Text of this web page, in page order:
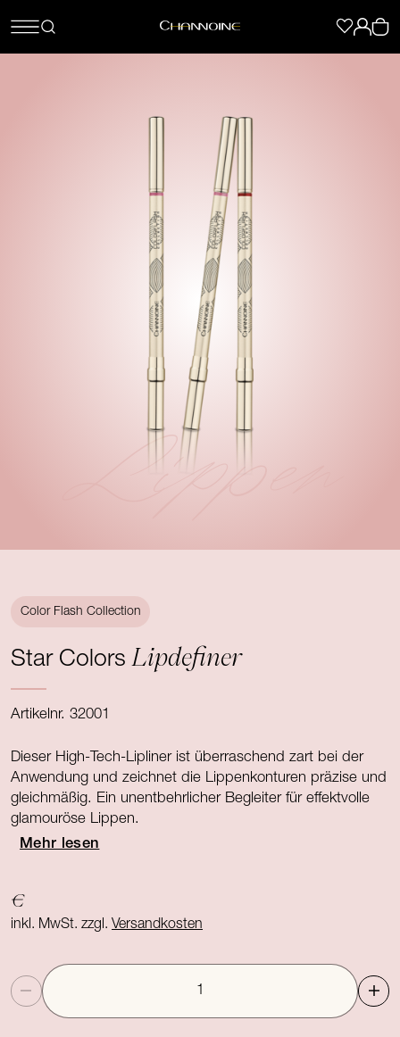
Lippen
Color Flash Collection
Star ColorsLipdefiner
Artikelnr. 32001
Dieser High-Tech-Lipliner ist überraschend zart bei der
Anwendung und zeichnet die Lippenkonturen präzise und
gleichmäßig. Ein unentbehrlicher Begleiter für effektvolle
glamouröse Lippen.
Mehr lesen
€
inkl. MwSt. zzgl.Versandkosten
Anzahl